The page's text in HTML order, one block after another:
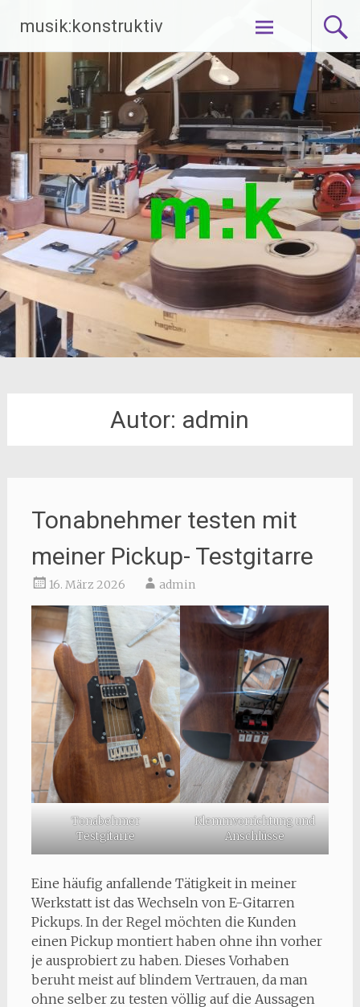
Inhalt
springen
musik:konstruktiv
Autor: admin
Tonabnehmer testen mit
meiner Pickup- Testgitarre
16. März 2026 admin
Tonabehmer
Testgitarre
Klemmvorrichtung und
Anschlüsse
Eine häufig anfallende Tätigkeit in meiner
Werkstatt ist das Wechseln von E-Gitarren
Pickups. In der Regel möchten die Kunden
einen Pickup montiert haben ohne ihn vorher
je ausprobiert zu haben. Dieses Vorhaben
beruht meist auf blindem Vertrauen, da man
ohne selber zu testen völlig auf die Aussagen